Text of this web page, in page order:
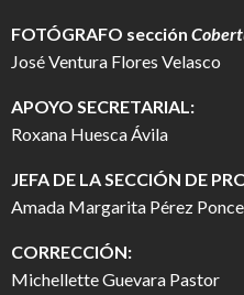
FOTÓGRAFO sección
José Ventura Flores Velasco
APOYO SECRETARIAL:
Roxana Huesca Ávila
JEFA DE LA SECCIÓN DE
Amada Margarita Pérez Ponce
CORRECCIÓN:
Michellette Guevara Pastor